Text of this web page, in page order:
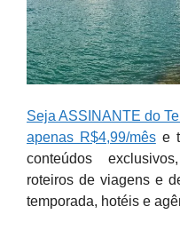
Seja ASSINANTE do
apenas R$4,99/mêse
conteúdos
roteiros de viagens e
temporada, hotéis e